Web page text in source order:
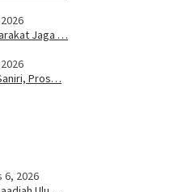
Jaga …
Pros…
6, 2026